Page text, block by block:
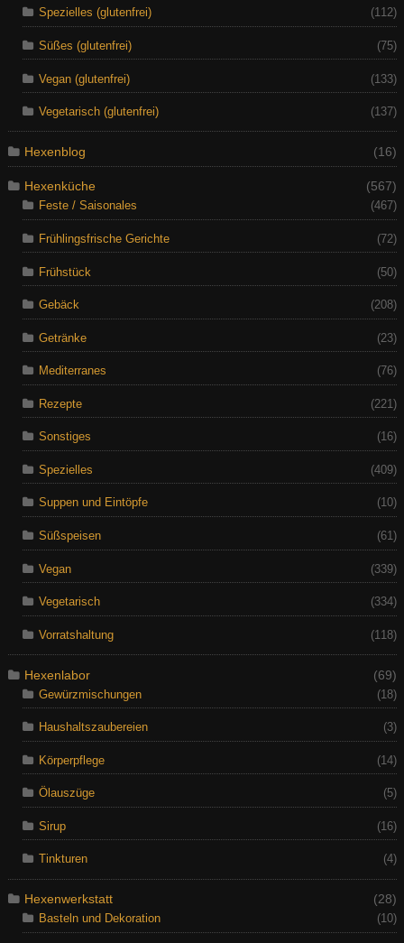
Spezielles (glutenfrei) (112)
Süßes (glutenfrei) (75)
Vegan (glutenfrei) (133)
Vegetarisch (glutenfrei) (137)
Hexenblog (16)
Hexenküche
(567)
Feste / Saisonales
(467)
Frühlingsfrische Gerichte (72)
Frühstück (50)
Gebäck (208)
Getränke (23)
Mediterranes (76)
Rezepte (221)
Sonstiges (16)
Spezielles (409)
Suppen und Eintöpfe (10)
Süßspeisen (61)
Vegan (339)
Vegetarisch (334)
Vorratshaltung (118)
Hexenlabor
(69)
Gewürzmischungen
(18)
Haushaltszaubereien (3)
Körperpflege (14)
Ölauszüge (5)
Sirup (16)
Tinkturen (4)
Hexenwerkstatt
(28)
Basteln und Dekoration
(10)